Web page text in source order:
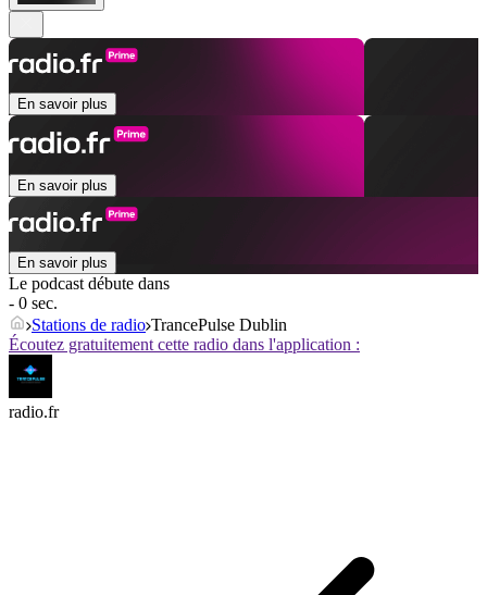
En savoir plus
En savoir plus
En savoir plus
Le podcast débute dans
- 0 sec.
Stations de radio TrancePulse Dublin
Écoutez gratuitement cette radio dans l'application :
radio.fr